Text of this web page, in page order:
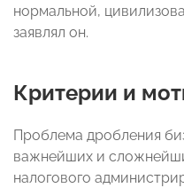
нормальной,
заявлял он.
Критерии и
Проблема дробления
важнейших и
налогового